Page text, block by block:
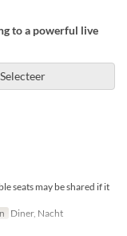
to a powerful live
Selecteer
seats may be shared if it
Diner, Nacht